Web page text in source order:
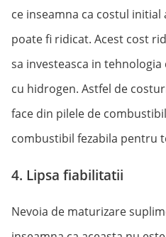
ce inseamna ca costul
poate fi ridicat. Acest cost
sa investeasca in
cu hidrogen. Astfel de
face din pilele de
combustibil fezabila pentru
4. Lipsa fiabilitatii
Nevoia de maturizare